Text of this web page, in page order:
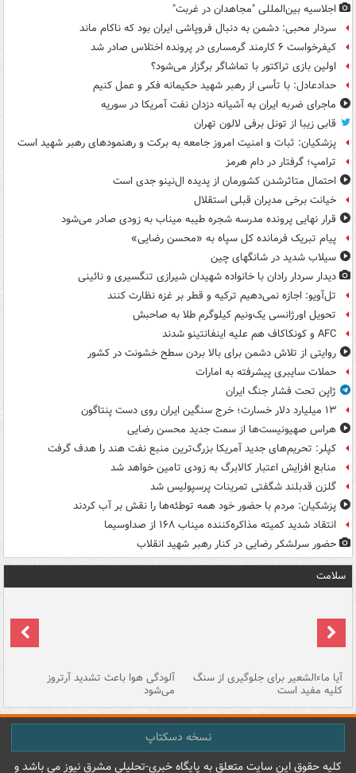
اجلاسیه بین‌المللی "مجاهدان در غربت"
سردار محبی: دشمن به دنبال فروپاشی ایران بود که ناکام ماند
کیفرخواست ۶ کارمند گرمساری در پرونده اختلاس صادر شد
اولین بازی تراکتور با تماشاگر برگزار می‌شود؟
حدادعادل: با تأسی از رهبر شهید حکیمانه فکر و عمل کنیم
ماجرای ضربه ایران به آشیانه دزدان نفت آمریکا در سوریه
قابی زیبا از تونل برفی لالون تهران
پزشکیان: ثبات و امنیت امروز جامعه به برکت و رهنمودهای رهبر شهید است
ترامپ؛ گرفتار در دام هرمز
احتمال متاثرشدن کشورمان از پدیده ال‌نینو جدی است
خیانت برخی مدیران قبلی استقلال
قرار نهایی پرونده مدرسه شجره طیبه میناب به زودی صادر می‌شود
پیام تبریک فرمانده کل سپاه به «محسن رضایی»
سیلاب شدید در شانگهای چین
دیدار سردار رادان با خانواده‌ شهیدان شیرازی تنگسیری و نائینی
تل‌آویو: اجازه نمی‌دهیم ترکیه و قطر بر غزه نظارت کنند
تحویل اورژانسی یک‌ونیم کیلوگرم طلا به صاحبش
AFC و کونکاکاف هم علیه اینفانتینو شدند
روایتی از تلاش دشمن برای بالا بردن سطح خشونت در کشور
حملات سایبری پیشرفته به امارات
ژاپن تحت فشار جنگ ایران
۱۳ میلیارد دلار خسارت؛ خرج سنگین ایران روی دست پنتاگون
هراس صهیونیست‌ها از سمت جدید محسن رضایی
کپلر: تحریم‌های جدید آمریکا بزرگ‌ترین منبع نفت هند را هدف گرفت
منابع افزایش اعتبار کالابرگ به زودی تامین خواهد شد
گلزن قدبلند شگفتی تمرینات پرسپولیس شد
پزشکیان: مردم با حضور خود همه توطئه‌ها را نقش بر آب کردند
انتقاد شدید کمیته مذاکره‌کننده میناب ۱۶۸ از صداوسیما
حضور سرلشکر رضایی در کنار رهبر شهید انقلاب
سلامت
آیا ماءالشعیر برای جلوگیری از سنگ
کلیه مفید است
آلودگی هوا باعث تشدید آرتروز
می‌شود
نسخه دسکتاپ
کليه حقوق اين سايت متعلق به پایگاه خبري-تحليلي مشرق نيوز می باشد و